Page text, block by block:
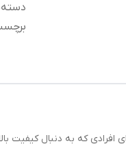
افرادی که به دنبال کیفیت